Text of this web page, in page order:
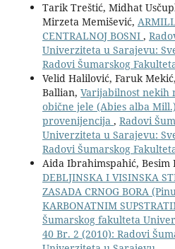
Tarik Treštić, Midhat
Mirzeta Memišević,
CENTRALNOJ BOSNI ,
Univerziteta u Sarajevu:
Radovi Šumarskog
Velid Halilović, Faruk
Ballian, Varijabilnost nekih
obične jele (Abies alba
provenijencija , Radovi
Univerziteta u Sarajevu:
Radovi Šumarskog
Aida Ibrahimspahić, Besim
DEBLJINSKA I VISINSKA
ZASADA CRNOG BORA
KARBONATNIM
Šumarskog fakulteta
40 Br. 2 (2010): Radovi